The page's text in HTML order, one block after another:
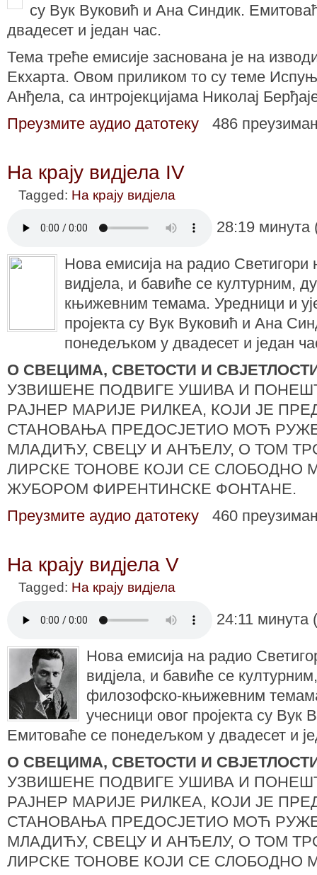
су Вук Вуковић и Ана Синдик.
двадесет и један час.
Тема треће емисије заснована је на
Екхарта. Овом приликом то су теме
Анђела, са интројекцијама Николај
Преузмите аудио датотеку
486
На крају видјела IV
Tagged: На крају видјела
28:19
Нова емисија на радио Светигори
видјела, и бавиће се културним,
књижевним темама. Уредници и
пројекта су Вук Вуковић и Ана
понедељком у двадесет и један
О СВЕЦИМА, СВЕТОСТИ И
УЗВИШЕНЕ ПОДВИГЕ УШИВА И
РАЈНЕР МАРИЈЕ РИЛКЕА, КОЈИ ЈЕ
СТАНОВАЊА ПРЕДОСЈЕТИО МОЋ
МЛАДИЋУ, СВЕЦУ И АНЂЕЛУ, О ТОМ
ЛИРСКЕ ТОНОВЕ КОЈИ СЕ СЛОБОДНО
ЖУБОРОМ ФИРЕНТИНСКЕ ФОНТАНЕ.
Преузмите аудио датотеку
460
На крају видјела V
Tagged: На крају видјела
24:11
Нова емисија на радио
видјела, и бавиће се
филозофско-књижевним
учесници овог пројекта су
Емитоваће се понедељком у двадесет и
О СВЕЦИМА, СВЕТОСТИ И
УЗВИШЕНЕ ПОДВИГЕ УШИВА И
РАЈНЕР МАРИЈЕ РИЛКЕА, КОЈИ ЈЕ
СТАНОВАЊА ПРЕДОСЈЕТИО МОЋ
МЛАДИЋУ, СВЕЦУ И АНЂЕЛУ, О ТОМ
ЛИРСКЕ ТОНОВЕ КОЈИ СЕ СЛОБОДНО